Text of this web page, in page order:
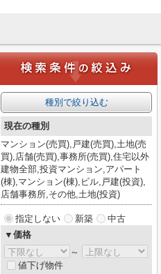
種別で絞り込む
現在の種別
マンション(売買),戸建(売買),土地(売
買),店舗(売買),事務所(売買),住宅以外
建物全部,投資マンション,アパート
(棟),マンション(棟),ビル,戸建(投資),
店舗事務所,その他,土地(投資)
指定しない 新築
中古
▼価格
～
値下げ物件